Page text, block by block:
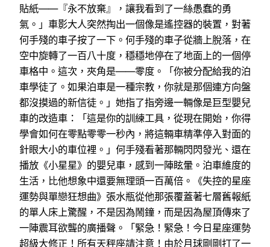
貼紙——『永不放棄』，讓我看到了一絲愚蠢的勇
氣。」車影大人突然掏出一個像是遙控器的裝置，對著
何手殘的車子按了一下。何手殘的車子從牆上脫落，在
空中旋轉了一百八十度，穩穩地停在了地面上的一個停
車格中。這次，夾角是——零度。「你被分配給我的泊
車學徒了。如果泊車是一種宗教，你就是那個連方向盤
都沒摸過的新信徒。」她指了指旁邊一輛像是巨型嬰兒
車的改造車：「這是你的訓練工具，從現在開始，你得
學會如何在零點零零一秒內，將這輛車精準停入對面的
針眼大小的車位裡。」何手殘看著那輛閃閃發光、還在
播放《小星星》的嬰兒車，感到一陣眩暈。泊車維度的
生活，比他想象中還要無理頭一百萬倍。《失控的星座
運勢與單戀狂想曲》張水瓶從他那張覆蓋著七層舊報紙
的單人床上驚醒，不是因為鬧鐘，而是因為屋頂傳來了
一陣震耳欲聾的廣播聲。「緊急！緊急！今日星座運勢
超級大修正！所有天秤座請注意！由於月球剛剛打了一